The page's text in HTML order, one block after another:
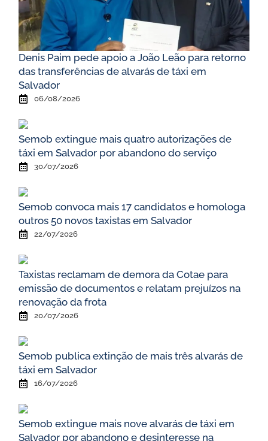
Denis Paim pede apoio a João Leão para retorno
das transferências de alvarás de táxi em
Salvador
06/08/2026
Semob extingue mais quatro autorizações de
táxi em Salvador por abandono do serviço
30/07/2026
Semob convoca mais 17 candidatos e homologa
outros 50 novos taxistas em Salvador
22/07/2026
Taxistas reclamam de demora da Cotae para
emissão de documentos e relatam prejuízos na
renovação da frota
20/07/2026
Semob publica extinção de mais três alvarás de
táxi em Salvador
16/07/2026
Semob extingue mais nove alvarás de táxi em
Salvador por abandono e desinteresse na